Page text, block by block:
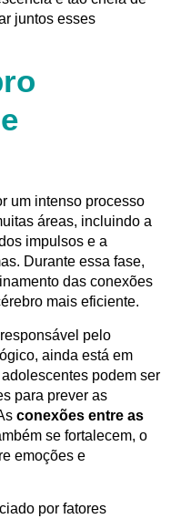
juntos esses
um intenso processo
áreas, incluindo a
impulsos e a
Durante essa fase,
das conexões
mais eficiente.
pelo
ainda está em
podem ser
para prever as
conexões entre as
se fortalecem, o
emoções e
por fatores